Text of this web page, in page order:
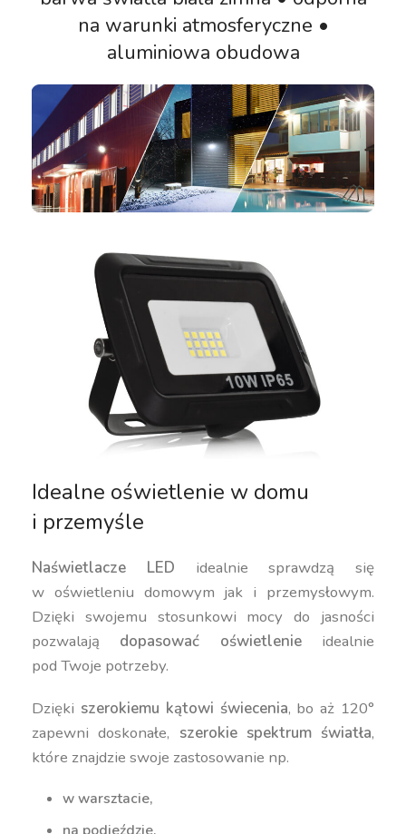
na warunki atmosferyczne •
aluminiowa obudowa
Idealne oświetlenie w domu
i przemyśle
Naświetlacze LED idealnie sprawdzą się
w oświetleniu domowym jak i przemysłowym.
Dzięki swojemu stosunkowi mocy do jasności
pozwalają dopasować oświetlenieidealnie
pod Twoje potrzeby.
Dzięki szerokiemu kątowi świecenia, bo aż 120°
zapewni doskonałe, szerokie spektrum światła,
które znajdzie swoje zastosowanie np.
w warsztacie,